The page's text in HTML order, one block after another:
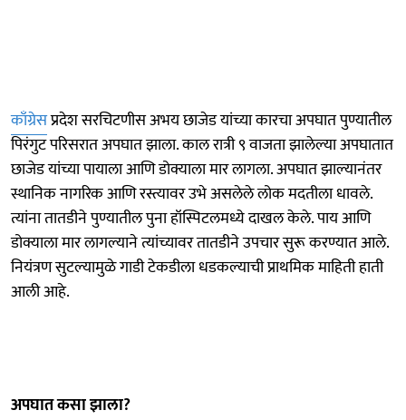
काँग्रेसप्रदेश सरचिटणीस अभय छाजेड यांच्या कारचा अपघात पुण्यातील
पिरंगुट परिसरात अपघात झाला. काल रात्री ९ वाजता झालेल्या अपघातात
छाजेड यांच्या पायाला आणि डोक्याला मार लागला. अपघात झाल्यानंतर
स्थानिक नागरिक आणि रस्त्यावर उभे असलेले लोक मदतीला धावले.
त्यांना तातडीने पुण्यातील पुना हॉस्पिटलमध्ये दाखल केले. पाय आणि
डोक्याला मार लागल्याने त्यांच्यावर तातडीने उपचार सुरू करण्यात आले.
नियंत्रण सुटल्यामुळे गाडी टेकडीला धडकल्याची प्राथमिक माहिती हाती
आली आहे.
अपघात कसा झाला?